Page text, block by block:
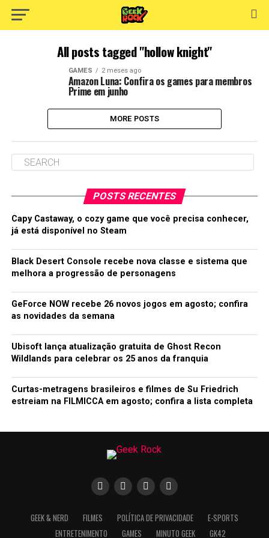
All posts tagged "hollow knight"
GAMES 2 meses ago
Amazon Luna: Confira os games para membros
Prime em junho
MORE POSTS
POSTS RECENTES
Capy Castaway, o cozy game que você precisa conhecer,
já está disponível no Steam
Black Desert Console recebe nova classe e sistema que
melhora a progressão de personagens
GeForce NOW recebe 26 novos jogos em agosto; confira
as novidades da semana
Ubisoft lança atualização gratuita de Ghost Recon
Wildlands para celebrar os 25 anos da franquia
Curtas-metragens brasileiros e filmes de Su Friedrich
estreiam na FILMICCA em agosto; confira a lista completa
GEEK & NERD FILMES POLÍTICA DE PRIVACIDADE
E-SPORTS
ENTRETENIMENTO
GAMES MINUTO GEEK GK42